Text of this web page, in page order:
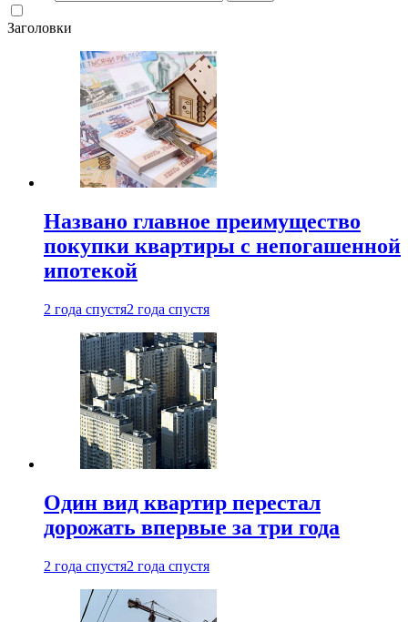
Заголовки
Названо главное преимущество
покупки квартиры с непогашенной
ипотекой
2 года спустя2 года спустя
Один вид квартир перестал
дорожать впервые за три года
2 года спустя2 года спустя